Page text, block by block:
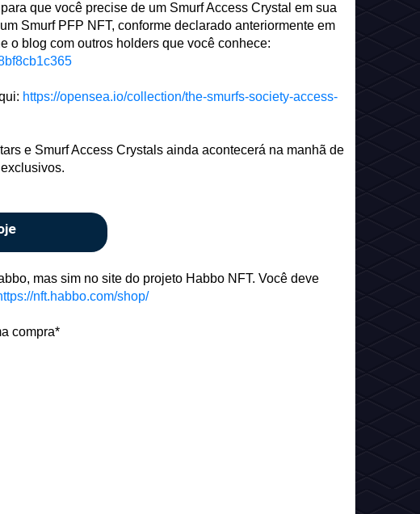
que você precise de um Smurf Access Crystal em sua
Smurf PFP NFT, conforme declarado anteriormente em
o blog com outros holders que você conhece:
https://opensea.io/collection/the-smurfs-society-access-
e Smurf Access Crystals ainda acontecerá na manhã de
mas sim no site do projeto Habbo NFT. Você deve
nft.habbo.com/shop/
compra*